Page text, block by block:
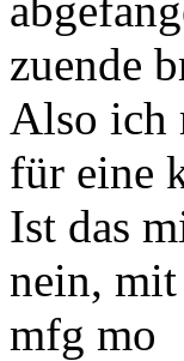
zuende
Also ich
für eine
Ist das
nein, mit
mfg mo